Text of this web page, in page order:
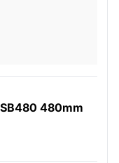
SB480 480mm